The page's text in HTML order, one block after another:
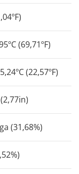
(69,71ºF)
(22,57ºF)
(31,68%)